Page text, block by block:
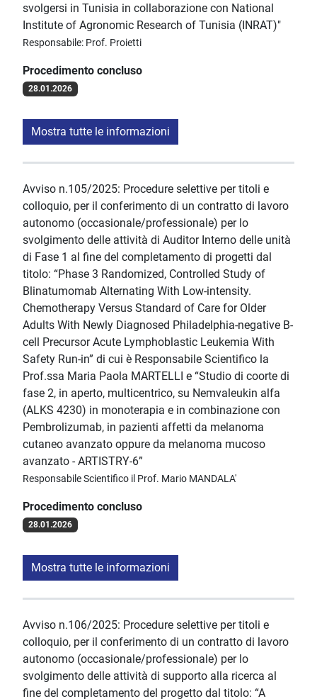
svolgersi in Tunisia in collaborazione con National
Institute of Agronomic Research of Tunisia (INRAT)"
Responsabile: Prof. Proietti
Procedimento concluso
28.01.2026
Mostra tutte le informazioni
Avviso n.105/2025: Procedure selettive per titoli e
colloquio, per il conferimento di un contratto di lavoro
autonomo (occasionale/professionale) per lo
svolgimento delle attività di Auditor Interno delle unità
di Fase 1 al fine del completamento di progetti dal
titolo: “Phase 3 Randomized, Controlled Study of
Blinatumomab Alternating With Low-intensity.
Chemotherapy Versus Standard of Care for Older
Adults With Newly Diagnosed Philadelphia-negative B-
cell Precursor Acute Lymphoblastic Leukemia With
Safety Run-in” di cui è Responsabile Scientifico la
Prof.ssa Maria Paola MARTELLI e “Studio di coorte di
fase 2, in aperto, multicentrico, su Nemvaleukin alfa
(ALKS 4230) in monoterapia e in combinazione con
Pembrolizumab, in pazienti affetti da melanoma
cutaneo avanzato oppure da melanoma mucoso
avanzato - ARTISTRY-6”
Responsabile Scientifico il Prof. Mario MANDALA'
Procedimento concluso
28.01.2026
Mostra tutte le informazioni
Avviso n.106/2025: Procedure selettive per titoli e
colloquio, per il conferimento di un contratto di lavoro
autonomo (occasionale/professionale) per lo
svolgimento delle attività di supporto alla ricerca al
fine del completamento del progetto dal titolo: “A